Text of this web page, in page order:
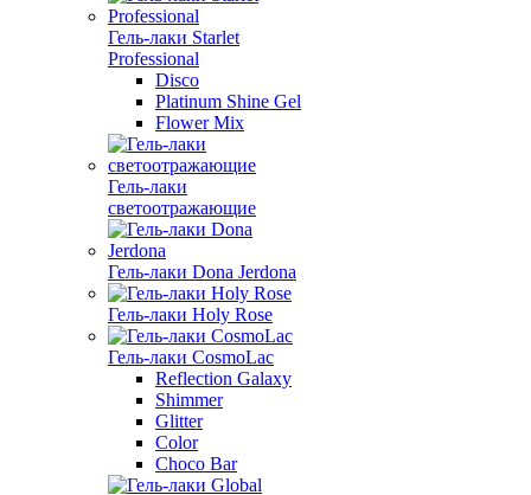
Гель-лаки Starlet
Professional
Disco
Platinum Shine Gel
Flower Mix
Гель-лаки
светоотражающие
Гель-лаки Dona Jerdona
Гель-лаки Holy Rose
Гель-лаки CosmoLac
Reflection Galaxy
Shimmer
Glitter
Color
Choco Bar